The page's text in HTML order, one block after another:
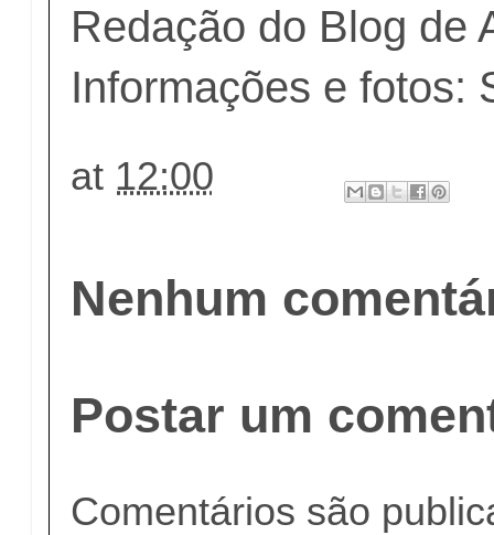
Redação do Blog de
Informações e fotos:
at 12:00
Nenhum
Postar um
Comentários são